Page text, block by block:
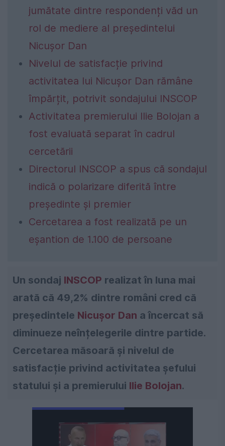
jumătate dintre respondenți văd un
rol de mediere al președintelui
Nicușor Dan
Nivelul de satisfacție privind
activitatea lui Nicușor Dan rămâne
împărțit, potrivit sondajului INSCOP
Activitatea premierului Ilie Bolojan a
fost evaluată separat în cadrul
cercetării
Directorul INSCOP a spus că sondajul
indică o polarizare diferită între
președinte și premier
Cercetarea a fost realizată pe un
eșantion de 1.100 de persoane
Un sondaj INSCOP realizat în luna mai
arată că 49,2% dintre români cred că
președintele Nicușor Dan a încercat să
diminueze neînțelegerile dintre partide.
Cercetarea măsoară și nivelul de
satisfacție privind activitatea șefului
statului și a premierului Ilie Bolojan.